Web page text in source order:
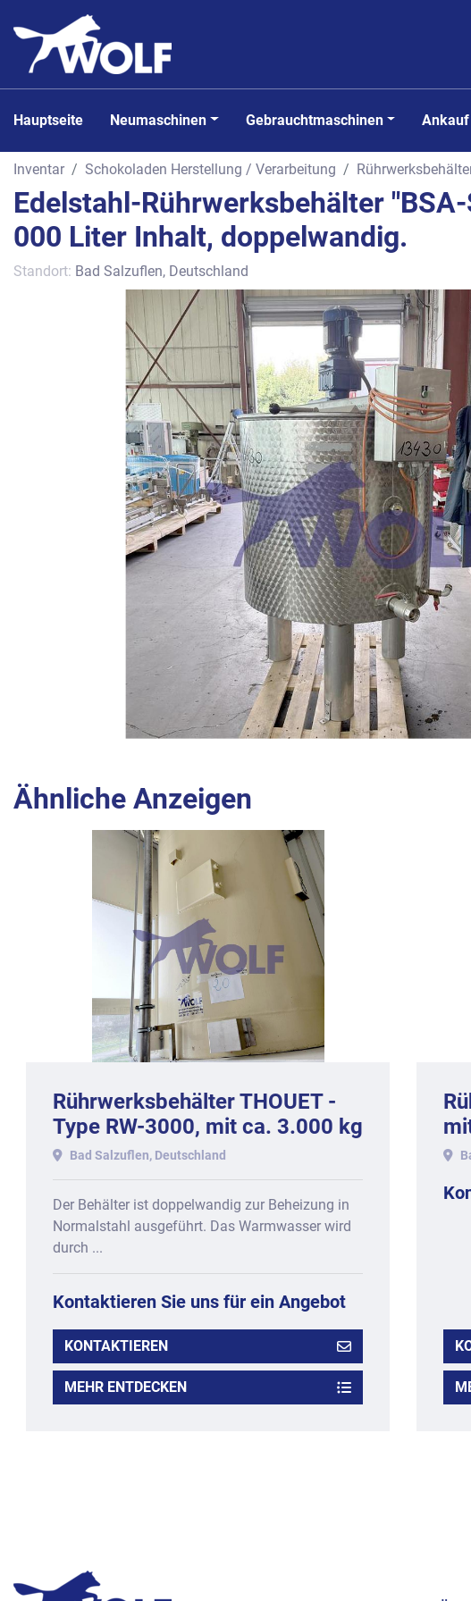
Hauptseite Neumaschinen Gebrauchtmaschinen Ankauf
Inventar Schokoladen Herstellung / Verarbeitung
Edelstahl-Rührwerksbehälter
000 Liter Inhalt, doppelwandig.
Standort: Bad Salzuflen, Deutschland
Ähnliche Anzeigen
Rührwerksbehälter THOUET -
Type RW-3000, mit ca. 3.000 kg
Inhalt.
Bad Salzuflen, Deutschland
Der Behälter ist doppelwandig zur Beheizung in
Normalstahl ausgeführt. Das Warmwasser wird
durch ...
Kontaktieren Sie uns für ein Angebot
KONTAKTIEREN
MEHR ENTDECKEN